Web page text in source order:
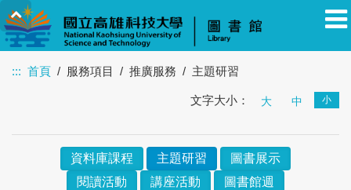
其他 訪客
::: 首頁 服務項目 推廣服務 主題研習
文字大小： 大 中 小
資料庫課程 主題研習
圖書展示
閱讀活動
講座活動
圖書館週